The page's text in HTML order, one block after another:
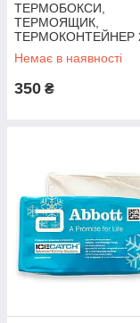
ТЕРМОБОКСИ,
ТЕРМОЯЩИК,
ТЕРМОКОНТЕЙНЕР
ЛІТРІВ
Немає в наявності
350 ₴